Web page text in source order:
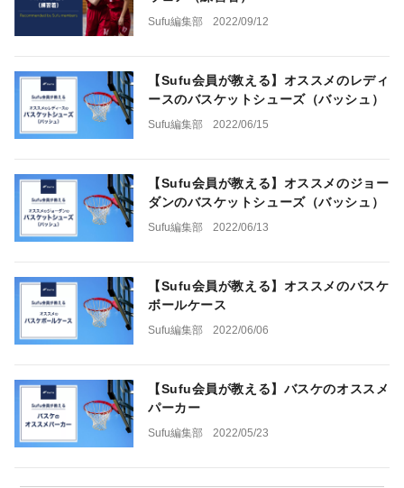
Sufu編集部 2022/09/12
【Sufu会員が教える】オススメのレディ
ースのバスケットシューズ（バッシュ）
Sufu編集部 2022/06/15
【Sufu会員が教える】オススメのジョー
ダンのバスケットシューズ（バッシュ）
Sufu編集部 2022/06/13
【Sufu会員が教える】オススメのバスケ
ボールケース
Sufu編集部 2022/06/06
【Sufu会員が教える】バスケのオススメ
パーカー
Sufu編集部 2022/05/23